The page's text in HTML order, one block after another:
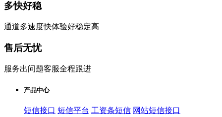
多快好稳
通道多速度快体验好稳定高
售后无忧
服务出问题客服全程跟进
产品中心
短信接口 短信平台 工资条短信 网站短信接口